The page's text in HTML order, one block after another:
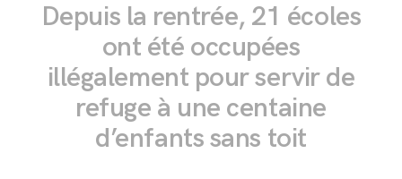
Depuis la rentrée, 21 écoles
ont été occupées
illégalement pour servir de
refuge à une centaine
d’enfants sans toit